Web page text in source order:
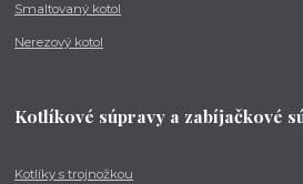
Smaltovaný kotol
Nerezový kotol
Kotlíkové súpravy a zabíjačkové
Kotlíky s trojnožkou